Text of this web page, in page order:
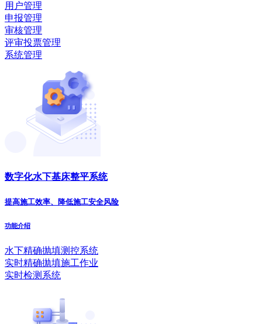
用户管理
申报管理
审核管理
评审投票管理
系统管理
数字化水下基床整平系统
提高施工效率、降低施工安全风险
功能介绍
水下精确抛填测控系统
实时精确拋填施工作业
实时检测系统